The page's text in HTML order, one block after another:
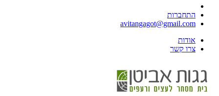
התחברות
avitangagot@gmail.com
אודות
צרו קשר